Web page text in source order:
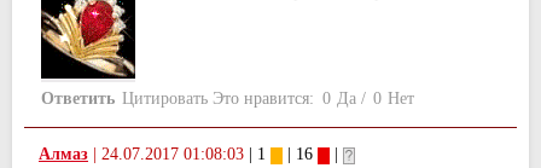
Ответить Цитировать Это нравится: 0 Да / 0 Нет
Алмаз 24.07.2017 01:08:03 | 1 | 16